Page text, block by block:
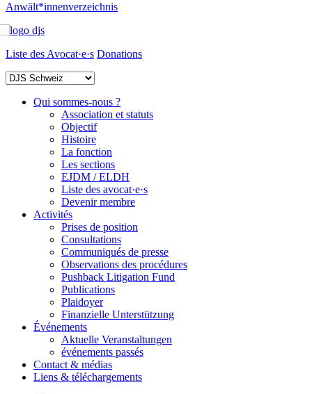
Anwält*innenverzeichnis
Liste des Avocat·e·s Donations
Qui sommes-nous ?
Association et statuts
Objectif
Histoire
La fonction
Les sections
EJDM / ELDH
Liste des avocat·e·s
Devenir membre
Activités
Prises de position
Consultations
Communiqués de presse
Observations des procédures
Pushback Litigation Fund
Publications
Plaidoyer
Finanzielle Unterstützung
Événements
Aktuelle Veranstaltungen
événements passés
Contact & médias
Liens & téléchargements